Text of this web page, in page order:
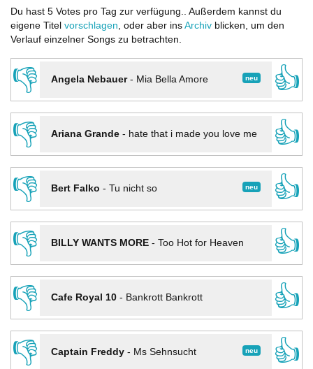
Du hast 5 Votes pro Tag zur verfügung.. Außerdem kannst du
eigene Titel vorschlagen, oder aber ins Archiv blicken, um den
Verlauf einzelner Songs zu betrachten.
👎 neu
Angela Nebauer- Mia Bella Amore
👍
👎
Ariana Grande- hate that i made you love me
👍
👎
neu
Bert Falko - Tu nicht so
👍
👎
BILLY WANTS MORE- Too Hot for Heaven
👍
👎
Cafe Royal 10- Bankrott Bankrott
👍
👎
neu
Captain Freddy- Ms Sehnsucht
👍